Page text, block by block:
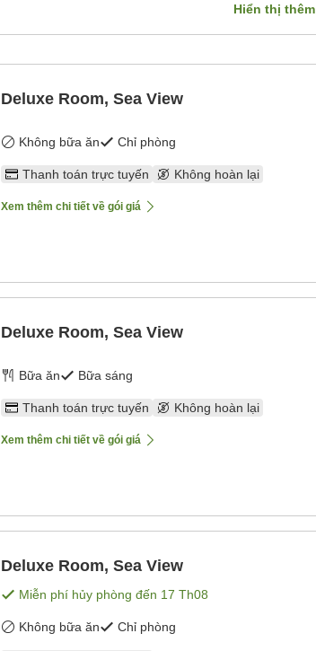
Hiển thị thêm
Deluxe Room, Sea View
Không bữa ăn Chỉ phòng
Thanh toán trực tuyến Không hoàn lại
Xem thêm chi tiết về gói giá
Deluxe Room, Sea View
Bữa ăn Bữa sáng
Thanh toán trực tuyến Không hoàn lại
Xem thêm chi tiết về gói giá
Deluxe Room, Sea View
Miễn phí hủy phòng đến 17 Th08
Không bữa ăn Chỉ phòng